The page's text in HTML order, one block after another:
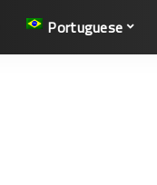
Portuguese